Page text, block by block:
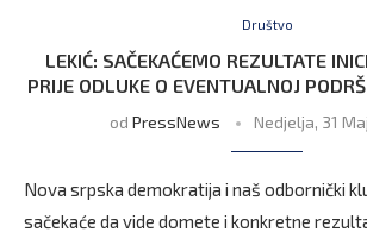
Društvo
LEKIĆ: SAČEKAĆEMO REZULTATE
PRIJE ODLUKE O EVENTUALNOJ
od PressNews Nedjelja, 31
Nova srpska demokratija i naš odbornički
sačekaće da vide domete i konkretne